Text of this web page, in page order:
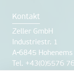
Kontakt
Zeller GmbH
Industriestr. 1
A-6845 Hohenems
Tel. +43(0)5576